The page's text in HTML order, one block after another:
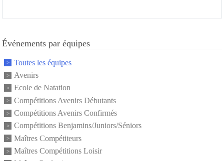
Événements par équipes
Toutes les équipes
Avenirs
Ecole de Natation
Compétitions Avenirs Débutants
Compétitions Avenirs Confirmés
Compétitions Benjamins/Juniors/Séniors
Maîtres Compétiteurs
Maîtres Compétitions Loisir